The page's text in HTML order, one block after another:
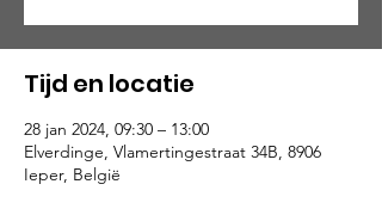
Tijd en locatie
28 jan 2024, 09:30 – 13:00
Elverdinge, Vlamertingestraat 34B, 8906
Ieper, België